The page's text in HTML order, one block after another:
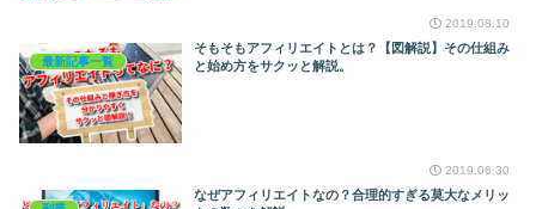
2019.08.10
最新記事一覧
そもそもアフィリエイトとは？【図解説】その仕組み
と始め方をサクッと解説。
2019.06.30
なぜアフィリエイトなの？合理的すぎる莫大なメリッ